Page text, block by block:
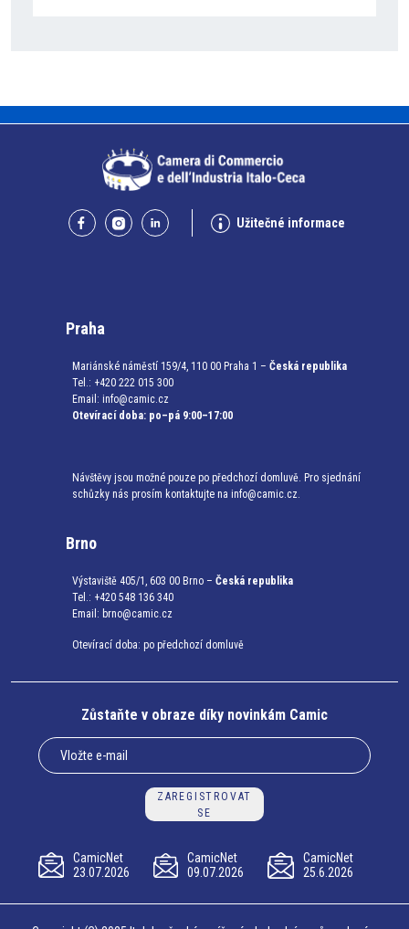
Užitečné informace
Praha
Mariánské náměstí 159/4, 110 00 Praha 1 – Česká republika
Tel.: +420 222 015 300
Email: info@camic.cz
Otevírací doba: po–pá 9:00–17:00
Návštěvy jsou možné pouze po předchozí domluvě. Pro sjednání
schůzky nás prosím kontaktujte na info@camic.cz.
Brno
Výstaviště 405/1, 603 00 Brno – Česká republika
Tel.: +420 548 136 340
Email: brno@camic.cz
Otevírací doba: po předchozí domluvě
Zůstaňte v obraze díky novinkám Camic
ZAREGISTROVAT
SE
CamicNet
23.07.2026
CamicNet
09.07.2026
CamicNet
25.6.2026